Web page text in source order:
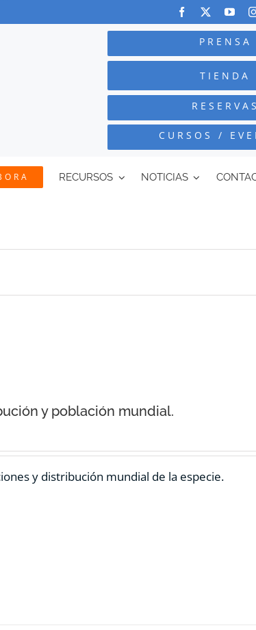
PRENSA
TIENDA
RESERVAS
CURSOS /
RECURSOS NOTICIAS
y población mundial.
y distribución mundial de la especie.